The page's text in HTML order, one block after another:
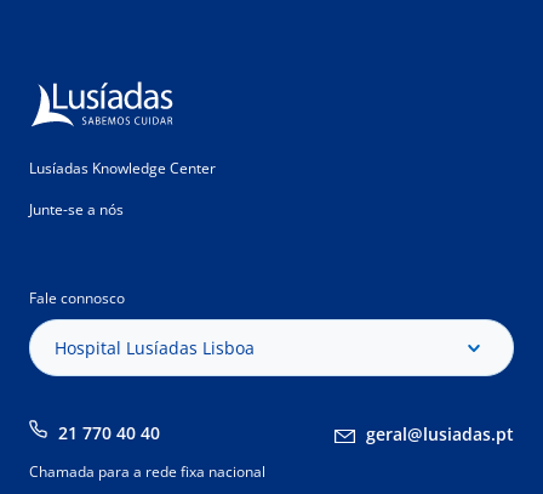
Lusíadas Knowledge Center
Junte-se a nós
Fale connosco
Hospital Lusíadas Lisboa
21 770 40 40 geral@lusiadas.pt
Chamada para a rede fixa nacional